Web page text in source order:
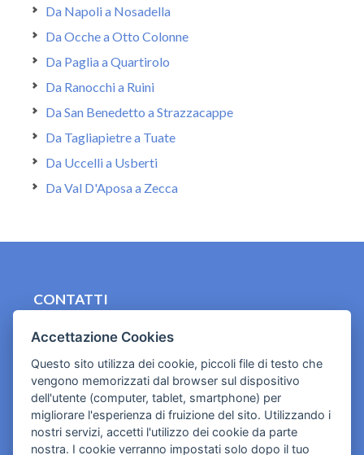
Da Napoli a Nosadella
Da Ocche a Otto Colonne
Da Paglia a Quartirolo
Da Ranocchi a Ruini
Da San Benedetto a Strazzacappe
Da Tagliapietre a Tuate
Da Uccelli a Usberti
Da Val D'Aposa a Zecca
CONTATTI
Cookies e informativa privacy
Accettazione Cookies
Questo sito utilizza dei cookie, piccoli file di testo che
vengono memorizzati dal browser sul dispositivo
dell'utente (computer, tablet, smartphone) per
migliorare l'esperienza di fruizione del sito. Utilizzando i
nostri servizi, accetti l'utilizzo dei cookie da parte
nostra. I cookie verranno impostati solo dopo il tuo